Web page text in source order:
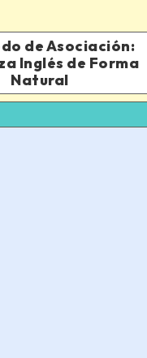
de Asociación:
Inglés de Forma
Natural